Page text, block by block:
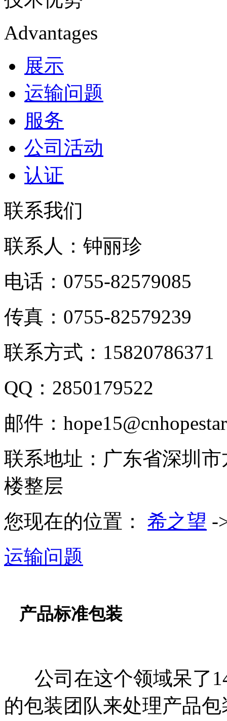
Advantages
展示
运输问题
服务
公司活动
认证
联系我们
联系人：钟丽珍
电话：0755-82579085
传真：0755-82579239
联系方式：15820786371
QQ：2850179522
邮件：
联系地址：广东省深圳
楼整层
您现在的位置： 希之望 -
运输问题
产品标准包装
公司在这个领域呆了
的包装团队来处理产品